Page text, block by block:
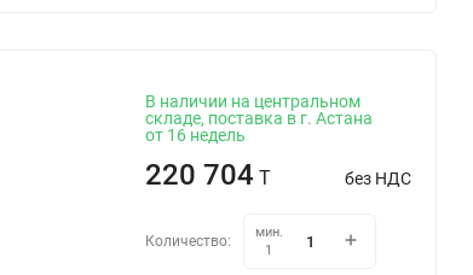
В наличии на центральном
складе, поставка в г. Астана
от 16 недель
220 704 T без НДС
Количество:
мин.
1